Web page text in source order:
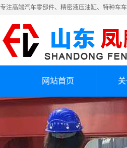
专注高端汽车零部件、精密液压油缸、特种车
网站首页 关